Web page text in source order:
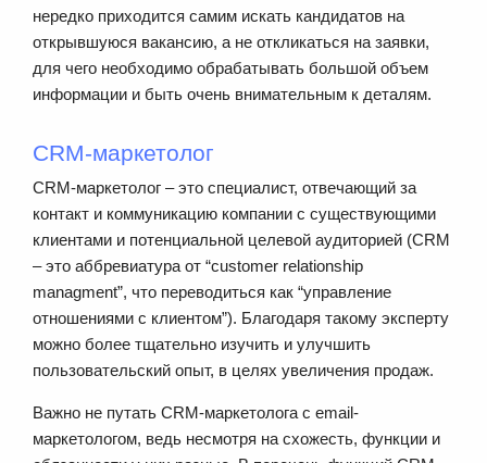
нередко приходится самим искать кандидатов на
открывшуюся вакансию, а не откликаться на заявки,
для чего необходимо обрабатывать большой объем
информации и быть очень внимательным к деталям.
CRM-маркетолог
CRM-маркетолог – это специалист, отвечающий за
контакт и коммуникацию компании с существующими
клиентами и потенциальной целевой аудиторией (CRM
– это аббревиатура от “customer relationship
managment”, что переводиться как “управление
отношениями с клиентом”). Благодаря такому эксперту
можно более тщательно изучить и улучшить
пользовательский опыт, в целях увеличения продаж.
Важно не путать CRM-маркетолога с email-
маркетологом, ведь несмотря на схожесть, функции и